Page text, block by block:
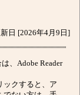
日 [2026年4月9日]
、Adobe Reader
クすると、ア